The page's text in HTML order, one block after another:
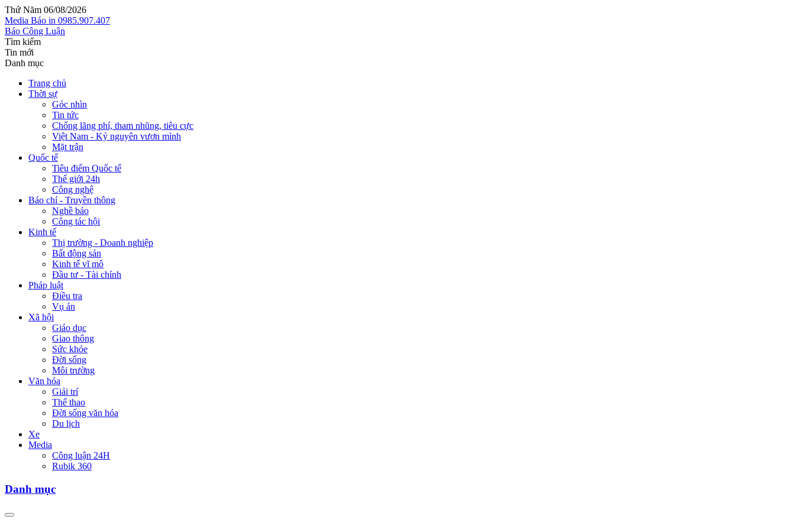
Thứ Năm 06/08/2026
Media Báo in 0985.907.407
Báo Công Luận
Tìm kiếm
Tin mới
Danh mục
Trang chủ
Thời sự
Góc nhìn
Tin tức
Chống lãng phí, tham nhũng, tiêu cực
Việt Nam - Kỷ nguyên vươn mình
Mặt trận
Quốc tế
Tiêu điểm Quốc tế
Thế giới 24h
Công nghệ
Báo chí - Truyền thông
Nghề báo
Công tác hội
Kinh tế
Thị trường - Doanh nghiệp
Bất động sản
Kinh tế vĩ mô
Đầu tư - Tài chính
Pháp luật
Điều tra
Vụ án
Xã hội
Giáo dục
Giao thông
Sức khỏe
Đời sống
Môi trường
Văn hóa
Giải trí
Thể thao
Đời sống văn hóa
Du lịch
Xe
Media
Công luận 24H
Rubik 360
Danh mục